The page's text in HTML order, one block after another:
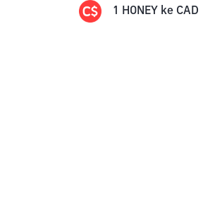
1 HONEY ke CAD